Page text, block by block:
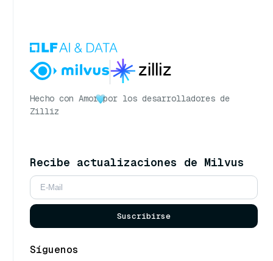
Hecho con Amor por los desarrolladores de
Zilliz
Recibe actualizaciones de Milvus
Suscribirse
Síguenos